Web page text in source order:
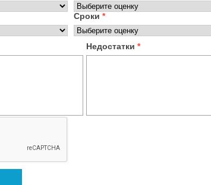
Сроки *
Недостатки *